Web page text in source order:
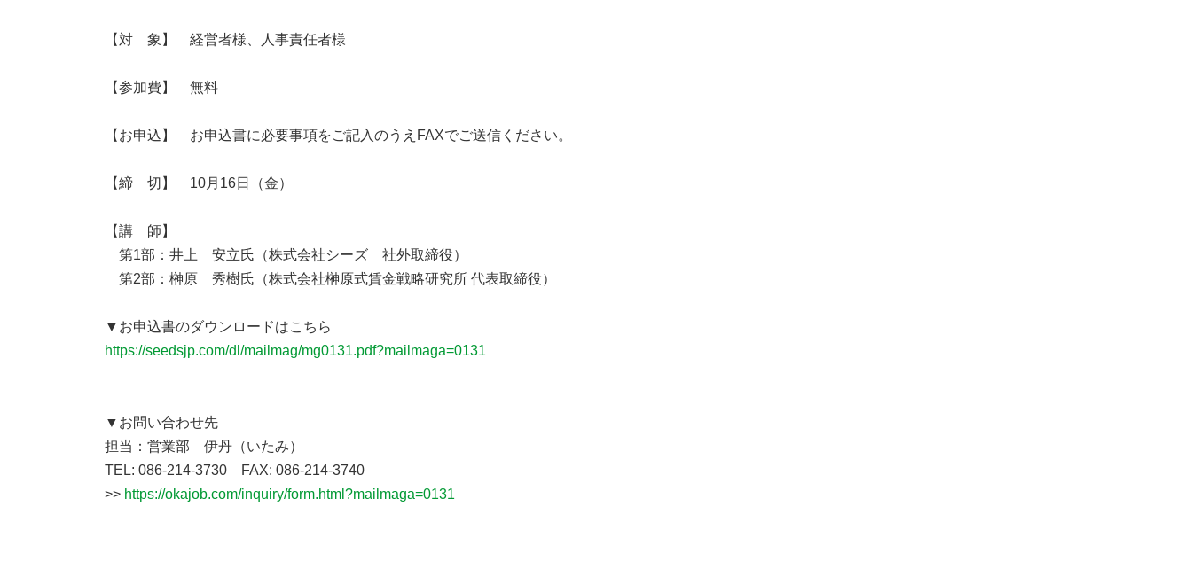
【対 象】 経営者様、人事責任者様
【参加費】 無料
【お申込】 お申込書に必要事項をご記入のうえFAXでご送信ください。
【締 切】 10月16日（金）
【講 師】
第1部：井上 安立氏（株式会社シーズ 社外取締役）
第2部：榊原 秀樹氏（株式会社榊原式賃金戦略研究所 代表取締役）
▼お申込書のダウンロードはこちら
https://seedsjp.com/dl/mailmag/mg0131.pdf?mailmaga=0131
▼お問い合わせ先
担当：営業部 伊丹（いたみ）
TEL: 086-214-3730 FAX: 086-214-3740
>> https://okajob.com/inquiry/form.html?mailmaga=0131